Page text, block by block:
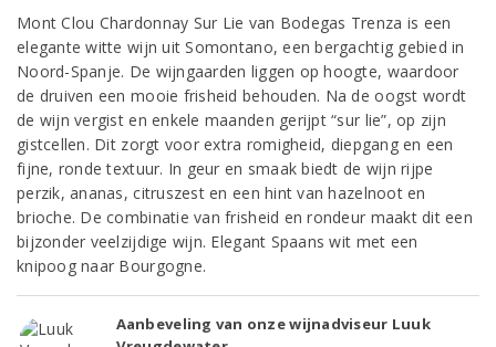
Mont Clou Chardonnay Sur Lie van Bodegas Trenza is een
elegante witte wijn uit Somontano, een bergachtig gebied in
Noord-Spanje. De wijngaarden liggen op hoogte, waardoor
de druiven een mooie frisheid behouden. Na de oogst wordt
de wijn vergist en enkele maanden gerijpt “sur lie”, op zijn
gistcellen. Dit zorgt voor extra romigheid, diepgang en een
fijne, ronde textuur. In geur en smaak biedt de wijn rijpe
perzik, ananas, citruszest en een hint van hazelnoot en
brioche. De combinatie van frisheid en rondeur maakt dit een
bijzonder veelzijdige wijn. Elegant Spaans wit met een
knipoog naar Bourgogne.
Aanbeveling van onze wijnadviseur Luuk